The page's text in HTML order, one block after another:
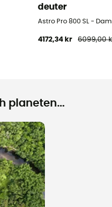
deuter
Astro Pro 800 SL -
4172,34 kr 6099,00
planeten...